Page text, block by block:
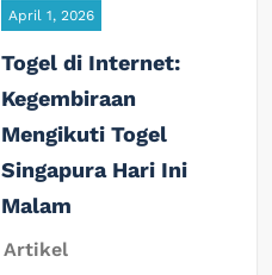
April 1, 2026
Togel di Internet:
Kegembiraan
Mengikuti Togel
Singapura Hari Ini
Malam
Artikel